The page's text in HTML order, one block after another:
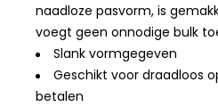
naadloze pasvorm, is
voegt geen onnodige bulk
Slank vormgegeven
Geschikt voor draadloos
betalen